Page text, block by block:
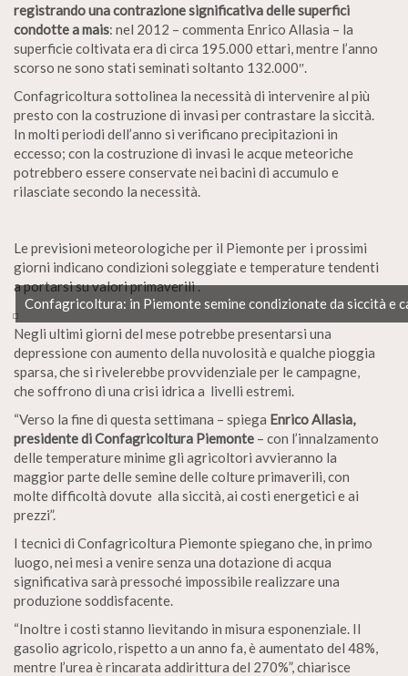
registrando una contrazione significativa delle superfici
condotte a mais: nel 2012 – commenta Enrico Allasia – la
superficie coltivata era di circa 195.000 ettari, mentre l’anno
scorso ne sono stati seminati soltanto 132.000″.
Confagricoltura sottolinea la necessità di intervenire al più
presto con la costruzione di invasi per contrastare la siccità.
In molti periodi dell’anno si verificano precipitazioni in
eccesso; con la costruzione di invasi le acque meteoriche
potrebbero essere conservate nei bacini di accumulo e
rilasciate secondo la necessità.
Le previsioni meteorologiche per il Piemonte per i prossimi
giorni indicano condizioni soleggiate e temperature tendenti
a portarsi su valori primaverili .
Confagricoltura: in Piemonte semine condizionate da siccità e
Negli ultimi giorni del mese potrebbe presentarsi una
depressione con aumento della nuvolosità e qualche pioggia
sparsa, che si rivelerebbe provvidenziale per le campagne,
che soffrono di una crisi idrica a livelli estremi.
“Verso la fine di questa settimana – spiega Enrico Allasia,
presidente di Confagricoltura Piemonte – con l’innalzamento
delle temperature minime gli agricoltori avvieranno la
maggior parte delle semine delle colture primaverili, con
molte difficoltà dovute alla siccità, ai costi energetici e ai
prezzi”.
I tecnici di Confagricoltura Piemonte spiegano che, in primo
luogo, nei mesi a venire senza una dotazione di acqua
significativa sarà pressoché impossibile realizzare una
produzione soddisfacente.
“Inoltre i costi stanno lievitando in misura esponenziale. Il
gasolio agricolo, rispetto a un anno fa, è aumentato del 48%,
mentre l’urea è rincarata addirittura del 270%”, chiarisce